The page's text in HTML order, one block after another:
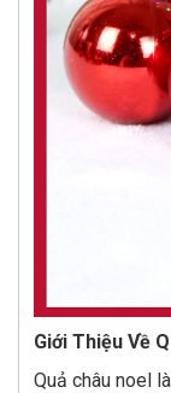
Giới Thiệu Về
Quả châu noel